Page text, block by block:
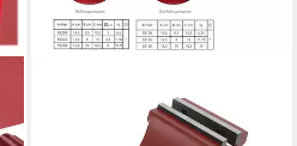
Schraubstock Schraubstock
mit Vierkant-Führung 150 mm